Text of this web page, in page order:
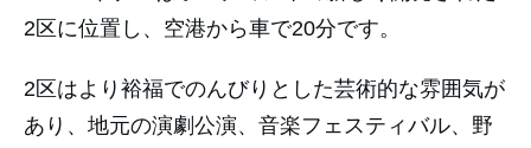
2区に位置し、空港から車で20分です。
2区はより裕福でのんびりとした芸術的な雰囲気が
あり、地元の演劇公演、音楽フェスティバル、野